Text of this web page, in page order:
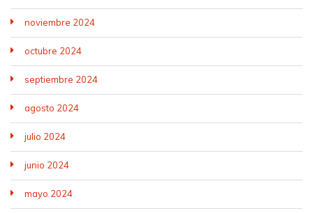
noviembre 2024
octubre 2024
septiembre 2024
agosto 2024
julio 2024
junio 2024
mayo 2024